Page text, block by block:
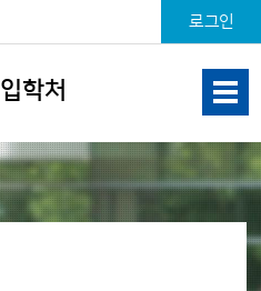
입학처
로그인